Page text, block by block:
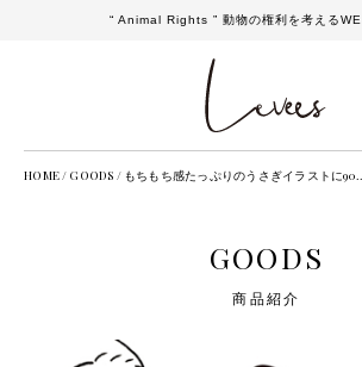
“ Animal Rights ” 動物の権利を考える
HOME / GOODS / もちもち感たっぷりのうさぎイラストに90...
GOODS
商品紹介